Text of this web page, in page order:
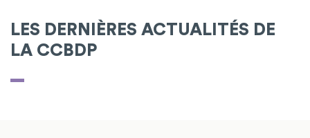
LES DERNIÈRES ACTUALITÉS DE
LA CCBDP